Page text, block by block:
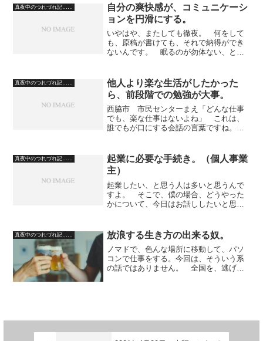
いたい、相手のぎくっとす...
真夜中のつれづれ記……
自分の爽快感が、コミュニケーシ
ョンを円滑にする。
いやはや、またしても徹夜。 何をして
も、原稿が書けても、それで納得ができ
ないんです。 眠るのが勿体ない、とい
れます。 それと、一段落つかない、と
いう理由の一つは、常時...
真夜中のつれづれ記……
他人より楽な生活がしたかった
ら、前段階での勉強が大事。
西脇市 市民センターまえ「どんな仕事
でも、楽な仕事はないよね」 これは、
誰でもが口にする会話の言葉ですね。
仕事をしている人は、その仕事につくた
めの勉強をしてきた人です...
真夜中のつれづれ記……
起業に必要な手続き。（個人事業
主）
起業したい、と思う人は多いと思うんで
すよ。 そこで、僕の場合、どうやった
かについて、今日はお話ししたいと思い
つまり、会社ではなく、個人商店のよう
な部類です。 ブログ開設...
真夜中のつれづれ記…… 放浪する生き方の出来る奴。
ノマドで、色んな場所に移動して、パソ
コンで仕事をする。今回は、そういう系
の話ではありません。 全国を、逃げて